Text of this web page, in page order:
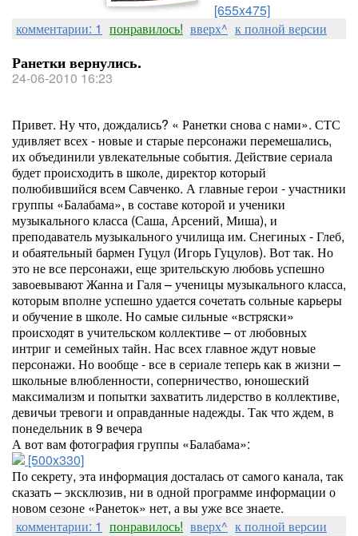
[655x475]
комментарии: 1 понравилось! вверх^ к полной версии
Ранетки вернулись.
24-06-2010 16:23
Привет. Ну что, дождались? « Ранетки снова с нами». СТС
удивляет всех - новые и старые персонажи перемешались,
их объединили увлекательные события. Действие сериала
будет происходить в школе, директор который
полюбившийся всем Савченко. А главные герои - участники
группы «Балабама», в составе которой и ученики
музыкального класса (Саша, Арсений, Миша), и
преподаватель музыкального училища им. Снегиных - Глеб,
и обаятельный бармен Гуцул (Игорь Гуцулов). Вот так. Но
это не все персонажи, еще зрительскую любовь успешно
завоевывают Жанна и Галя – ученицы музыкального класса,
которым вполне успешно удается сочетать сольные карьеры
и обучение в школе. Но самые сильные «встряски»
происходят в учительском коллективе – от любовных
интриг и семейных тайн. Нас всех главное ждут новые
персонажи. Но вообще - все в сериале теперь как в жизни –
школьные влюбленности, соперничество, юношеский
максимализм и попытки захватить лидерство в коллективе,
девичьи тревоги и оправданные надежды. Так что ждем, в
понедельник в 9 вечера
А вот вам фотография группы «Балабама»:
[500x330]
По секрету, эта информация досталась от самого канала, так
сказать – эксклюзив, ни в одной программе информации о
новом сезоне «Ранеток» нет, а вы уже все знаете.
комментарии: 1 понравилось! вверх^ к полной версии